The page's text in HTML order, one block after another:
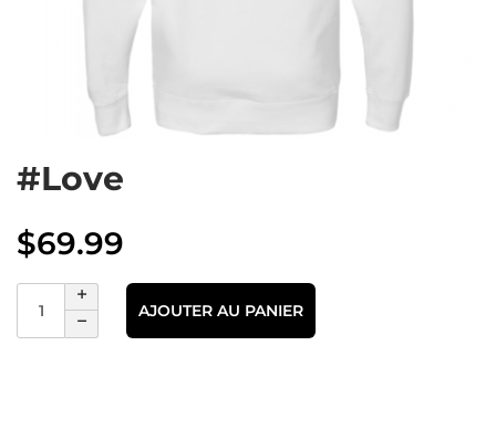
#Love
$69.99
AJOUTER AU PANIER